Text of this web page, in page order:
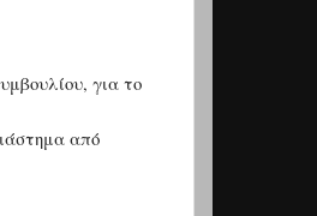
για το
από